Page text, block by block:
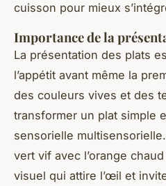
cuisson pour mieux
Importance de la
La présentation des plats
l’appétit avant même la
des couleurs vives et des
transformer un plat simple
sensorielle
vert vif avec l’orange
visuel qui attire l’œil et